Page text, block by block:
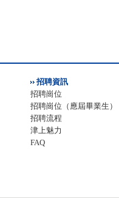
招聘資訊
招聘崗位
招聘崗位（應屆畢業生）
招聘流程
津上魅力
FAQ